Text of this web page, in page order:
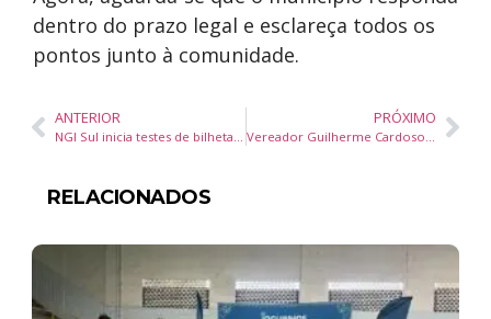
dentro do prazo legal e esclareça todos os
pontos junto à comunidade.
ANTERIOR
NGI Sul inicia testes de bilhetagem eletrônica para pedestres na travessia de Itajaí
PRÓXIMO
Vereador Guilherme Cardoso solicita convocação da Secretária de Saúde para esclarecer projeto Wolbachia em Balneário Camboriú
RELACIONADOS